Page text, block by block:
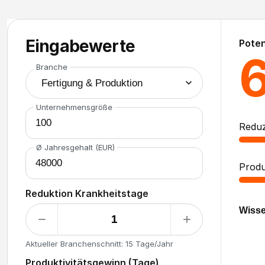
Eingabewerte
Branche
Unternehmensgröße
Ø Jahresgehalt (EUR)
Reduktion Krankheitstage
− 1 +
Aktueller Branchenschnitt: 15 Tage/Jahr
Produktivitätsgewinn (Tage)